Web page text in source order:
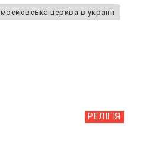
московська церква в україні
РЕЛІГІЯ